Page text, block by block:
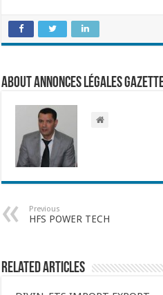
About Annonces légales
Previous
HFS POWER TECH
Related Articles